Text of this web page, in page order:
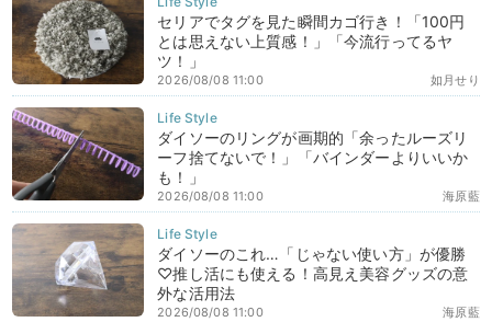
セリアでタグを見た瞬間カゴ行き！「100円
とは思えない上質感！」「今流行ってるヤ
ツ！」
如月せり
2026/08/08 11:00
ダイソーのリングが画期的「余ったルーズリ
ーフ捨てないで！」「バインダーよりいいか
も！」
海原藍
2026/08/08 11:00
ダイソーのこれ…「じゃない使い方」が優勝
♡推し活にも使える！高見え美容グッズの意
外な活用法
海原藍
2026/08/08 11:00